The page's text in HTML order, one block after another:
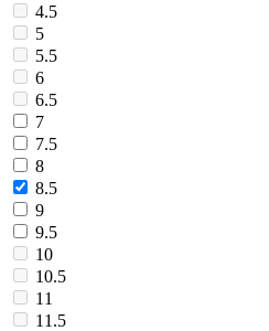
4.5
5
5.5
6
6.5
7
7.5
8
8.5
9
9.5
10
10.5
11
11.5